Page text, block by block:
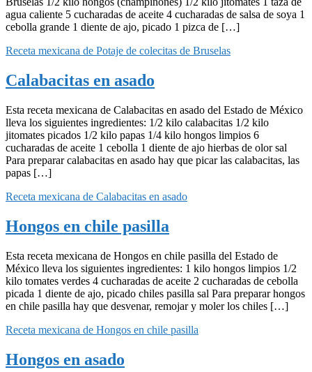
agua caliente 5 cucharadas de aceite 4 cucharadas de salsa de soya 1
cebolla grande 1 diente de ajo, picado 1 pizca de […]
Receta mexicana de Potaje de colecitas de Bruselas
Calabacitas en asado
Esta receta mexicana de Calabacitas en asado del Estado de México
lleva los siguientes ingredientes: 1/2 kilo calabacitas 1/2 kilo
jitomates picados 1/2 kilo papas 1/4 kilo hongos limpios 6
cucharadas de aceite 1 cebolla 1 diente de ajo hierbas de olor sal
Para preparar calabacitas en asado hay que picar las calabacitas, las
papas […]
Receta mexicana de Calabacitas en asado
Hongos en chile pasilla
Esta receta mexicana de Hongos en chile pasilla del Estado de
México lleva los siguientes ingredientes: 1 kilo hongos limpios 1/2
kilo tomates verdes 4 cucharadas de aceite 2 cucharadas de cebolla
picada 1 diente de ajo, picado chiles pasilla sal Para preparar hongos
en chile pasilla hay que desvenar, remojar y moler los chiles […]
Receta mexicana de Hongos en chile pasilla
Hongos en asado